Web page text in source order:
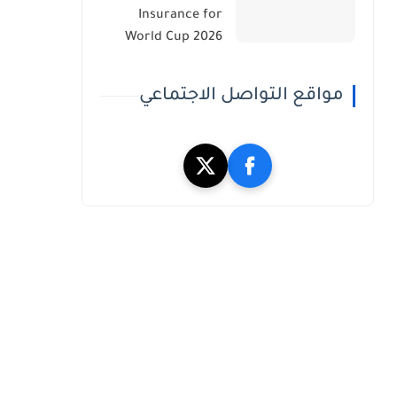
Insurance for
World Cup 2026
مواقع التواصل الاجتماعي